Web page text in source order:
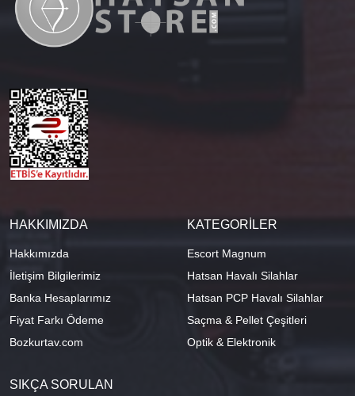
HAKKIMIZDA
Hakkımızda
İletişim Bilgilerimiz
Banka Hesaplarımız
Fiyat Farkı Ödeme
Bozkurtav.com
KATEGORİLER
Escort Magnum
Hatsan Havalı Silahlar
Hatsan PCP Havalı Silahlar
Saçma & Pellet Çeşitleri
Optik & Elektronik
SIKÇA SORULAN